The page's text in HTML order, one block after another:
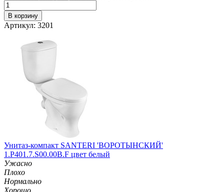
В корзину
Артикул: 3201
Унитаз-компакт SANTERI 'ВОРОТЫНСКИЙ'
1.P401.7.S00.00B.F цвет белый
Ужасно
Плохо
Нормально
Хорошо